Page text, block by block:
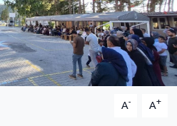
A- A+